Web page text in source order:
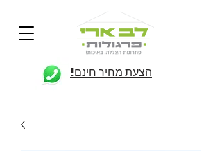
הצעת מחיר חינם!